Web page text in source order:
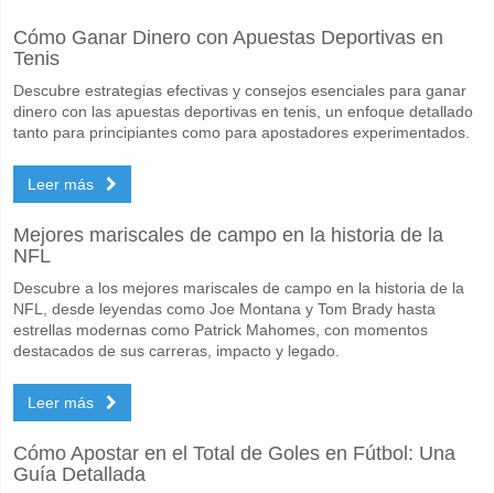
El partido entre Minnesota Utd v Colorado Rapids 14 May 2026 01:30.
Minnesota Utd para el Ganador del partido, con una probabilidad de
Sí para Ambos Equipos Marcan, con un porcentaje de 61%.
Cuál es el pronóstico de resultado correcto para
En el lado arriesgado, puede probar el Resultado Correcto de 3-1
Cómo Ganar Dinero con Apuestas Deportivas en
Tenis
Descubre estrategias efectivas y consejos esenciales para ganar
dinero con las apuestas deportivas en tenis, un enfoque detallado
tanto para principiantes como para apostadores experimentados.
Leer más
Mejores mariscales de campo en la historia de la
NFL
Descubre a los mejores mariscales de campo en la historia de la
NFL, desde leyendas como Joe Montana y Tom Brady hasta
estrellas modernas como Patrick Mahomes, con momentos
destacados de sus carreras, impacto y legado.
Leer más
Cómo Apostar en el Total de Goles en Fútbol: Una
Guía Detallada